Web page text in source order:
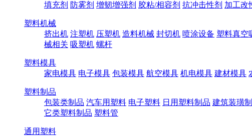
填充剂 防雾剂 增韧增强剂 胶粘/相容剂 抗冲击性剂 加工改
塑料机械
挤出机 注塑机 压塑机 造料机械 封切机 喷涂设备 塑料真空
械相关 吸塑机 螺杆
塑料模具
家电模具 电子模具 包装模具 航空模具 机电模具 建材模具
塑料制品
包装类制品 汽车用塑料 电子塑料 日用塑料制品 建筑装璜
它类塑料制品 塑料管
通用塑料